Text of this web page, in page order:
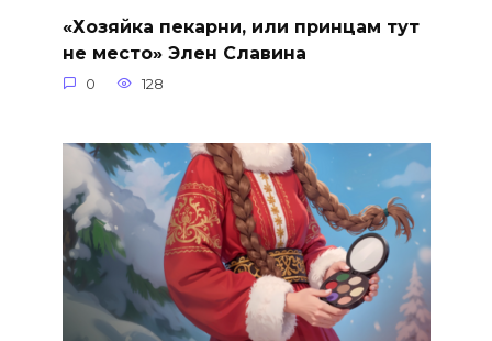
«Хозяйка пекарни, или принцам тут
не место» Элен Славина
0 128